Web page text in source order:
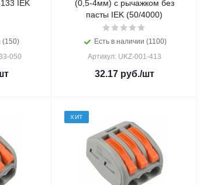
IEK
(150)
050
(0,5-4мм) с рычажком без
пасты IEK (50/4000)
Есть в наличии (1100)
Артикул: UKZ-001-413
32.17руб./шт
ХИТ